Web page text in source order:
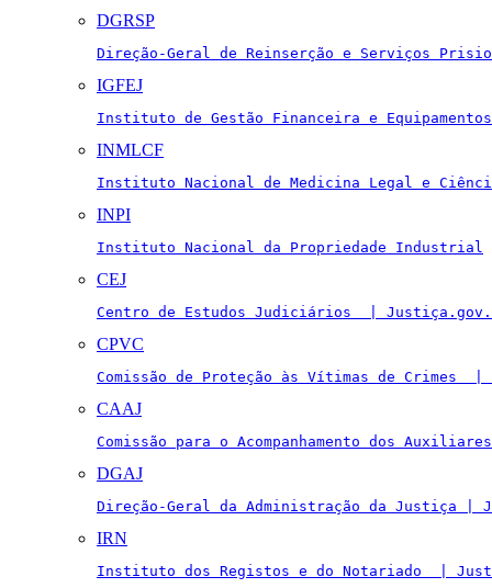
DGRSP
Direção-Geral de Reinserção e Serviços
IGFEJ
Instituto de Gestão Financeira e
INMLCF
Instituto Nacional de Medicina Legal e
INPI
Instituto Nacional da Propriedade Industrial
CEJ
Centro de Estudos Judiciários  |
CPVC
Comissão de Proteção às Vítimas de Crimes
CAAJ
Comissão para o Acompanhamento dos
DGAJ
Direção-Geral da Administração da Justiça |
IRN
Instituto dos Registos e do Notariado  |